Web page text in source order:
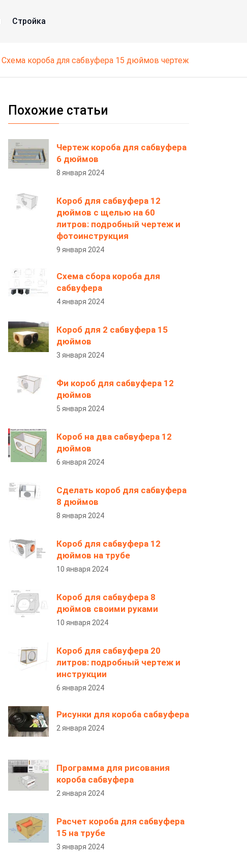
Стройка
схема короба для сабвуфера 15 дюймов чертеж
Похожие статьи
Чертеж короба для сабвуфера
6 дюймов
8 января 2024
Короб для сабвуфера 12
дюймов с щелью на 60
литров: подробный чертеж и
фотоинструкция
9 января 2024
Схема сбора короба для
сабвуфера
4 января 2024
Короб для 2 сабвуфера 15
дюймов
3 января 2024
Фи короб для сабвуфера 12
дюймов
5 января 2024
Короб на два сабвуфера 12
дюймов
6 января 2024
Сделать короб для сабвуфера
8 дюймов
8 января 2024
Короб для сабвуфера 12
дюймов на трубе
10 января 2024
Короб для сабвуфера 8
дюймов своими руками
10 января 2024
Короб для сабвуфера 20
литров: подробный чертеж и
инструкции
6 января 2024
Рисунки для короба сабвуфера
2 января 2024
Программа для рисования
короба сабвуфера
2 января 2024
Расчет короба для сабвуфера
15 на трубе
3 января 2024